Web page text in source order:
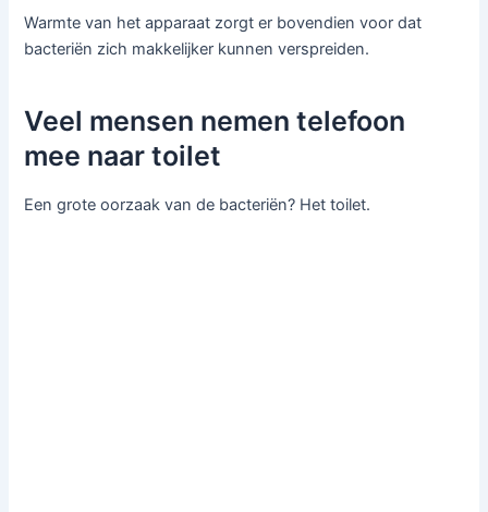
Warmte van het apparaat zorgt er bovendien voor dat
bacteriën zich makkelijker kunnen verspreiden.
Veel mensen nemen telefoon
mee naar toilet
Een grote oorzaak van de bacteriën? Het toilet.